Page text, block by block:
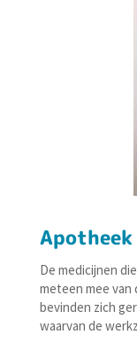
Apotheek
De medicijnen
meteen mee
bevinden zich
waarvan de